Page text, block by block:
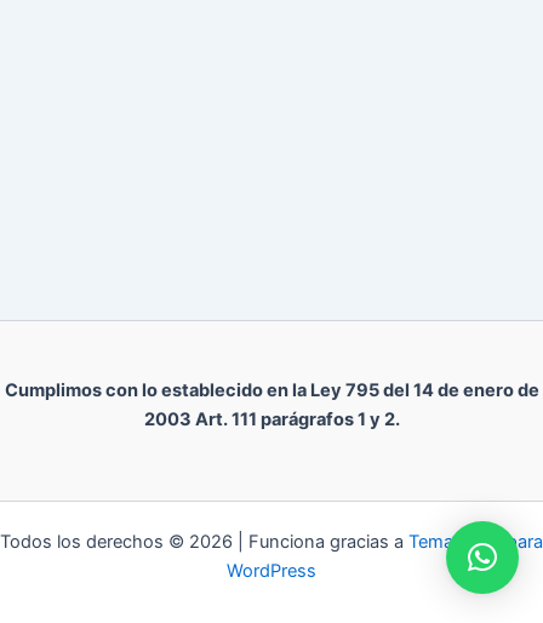
Cumplimos con lo establecido en la Ley 795 del 14 de enero de
2003 Art. 111 parágrafos 1 y 2.
Todos los derechos © 2026 | Funciona gracias a Tema Astra para
WordPress